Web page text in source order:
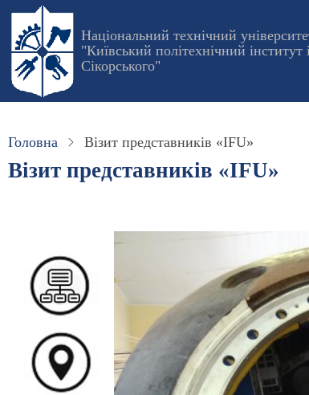
Перейти
основного
вмісту
Національний технічний
"Київський політехнічний інститут
Сікорського"
Головна Візит представників «IFU»
Візит представників «IFU»